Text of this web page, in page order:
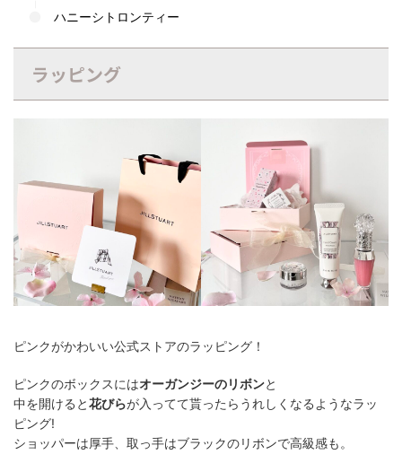
ハニーシトロンティー
ラッピング
ピンクがかわいい公式ストアのラッピング！
ピンクのボックスにはオーガンジーのリボンと
中を開けると花びらが入ってて貰ったらうれしくなるようなラッ
ピング!
ショッパーは厚手、取っ手はブラックのリボンで高級感も。